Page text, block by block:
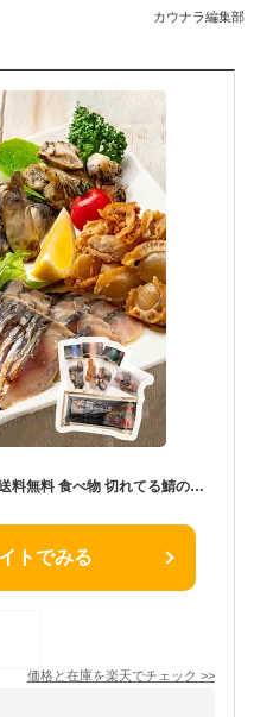
カウナラ編集部
酒のつまみ 魚介燻製セット 5種5品 送料無料 食べ物 切れてる鯖の冷燻 帆立 ホヤ カキ ツブ 薫製 / お歳暮 海鮮 家飲み 宅飲み おつまみ 家呑み 酒の肴 お取り寄せ 父の日ギフト 父の日プレゼント ギフト プレゼント お父さん 誕生日 さば 牡蠣 つぶ貝 詰合せ 通販
トでみる
価格と在庫を楽天でチェック >>